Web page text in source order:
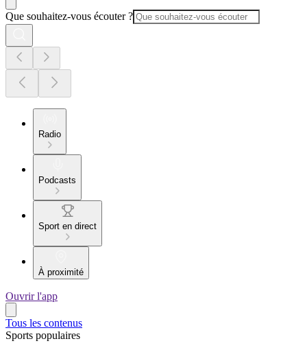
Que souhaitez-vous écouter ?
Radio
Podcasts
Sport en direct
À proximité
Ouvrir l'app
Tous les contenus
Sports populaires